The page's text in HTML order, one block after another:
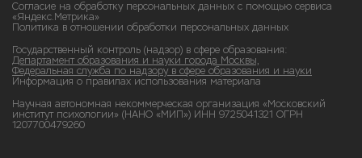
Согласие на обработку персональных данных с помощью сервиса
«Яндекс.Метрика»
Политика в отношении обработки персональных данных
Государственный контроль (надзор) в сфере образования:
Департамент образования и науки города Москвы,
Федеральная служба по надзору в сфере образования и науки
Информация о правилах использования материала
Научная автономная некоммерческая организация «Московский
институт психологии» (НАНО «МИП») ИНН 9725041321 ОГРН
1207700479260